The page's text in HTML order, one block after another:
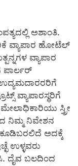
ಅಶಾಂತಿ.
ವ್ಯಾಪಾರ ಹೋಟೆಲ್
ವ್ಯಾಪಾರ
ಪಾರ್ಲರ್
ವ್ಯಾಪಾರಸ್ಥರಿಗೆ
ಸ್ತ್ರೀ
ನಿಮ್ಮ ನಿವೇಶನ
ಅದಕ್ಕೆ
ಉಳ್ಳವರು
ದೈವ ಬಲದಿಂದ